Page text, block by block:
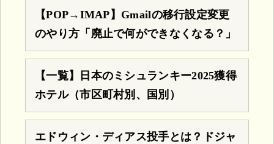
【POP→IMAP】Gmailの移行設定変更
のやり方「廃止で何ができなくなる？」
【一覧】日本のミシュランキー2025獲得
ホテル（市区町村別、国別）
エドウィン・ディアス投手とは？ドジャ